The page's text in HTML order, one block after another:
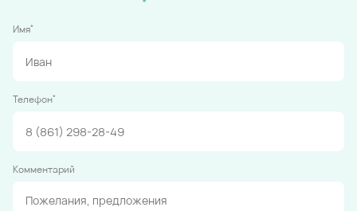
Имя*
Телефон*
Комментарий